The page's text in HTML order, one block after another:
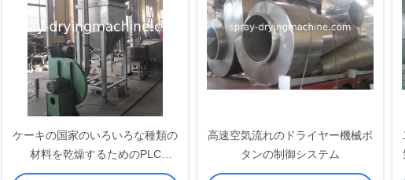
ケーキの国家のいろいろな種類の
材料を乾燥するためのPLC
SUS304の回転の気流乾燥器
高速空気流れのドライヤー機械ボ
タンの制御システム